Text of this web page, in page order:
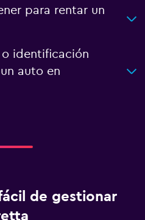
para rentar un
identificación
auto en
de gestionar